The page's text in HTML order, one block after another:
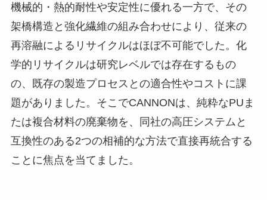
機械的・熱的耐性や安定性に優れる一方で、その
架橋構造と強化繊維の組み合わせにより、従来の
再溶融によるリサイクルはほぼ不可能でした。化
学的リサイクルは研究レベルでは存在するもの
の、既存の製造プロセスとの適合性やコストに課
題がありました。そこでCANNONは、純粋なPUま
たは複合材料の廃棄物を、同社の高圧システムと
互換性のある2つの相補的な方法で直接再統合する
ことに焦点を当てました。